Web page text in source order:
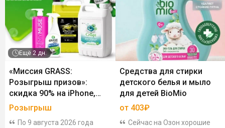
Ещё 2 дн.
«Миссия GRASS:
Розыгрыш призов»:
скидка 90% на iPhone,
PlayStation 5, ноутбук
Apple за покупку товаров
Розыгрыш
По 9 августа 2026 года
Средства для стирки
детского белья и мыло
для детей BioMio
от 403₽
Сейчас на Озон хорошие